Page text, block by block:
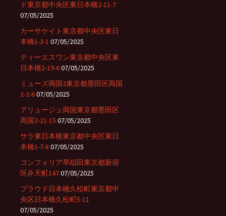
ド東京都中央区東日本橋2-11-7
07/05/2025
カーサケイト東京都中央区東日
本橋1-3-1 07/05/2025
ティーエスワン東京都中央区東
日本橋2-19-607/05/2025
ミューズ両国2東京都墨田区両国
2-2-607/05/2025
アリュージュ両国東京都墨田区
両国3-21-15 07/05/2025
サラ東日本橋東京都中央区東日
本橋1-7-8 07/05/2025
コンフォリア早稲田東京都新宿
区弁天町14707/05/2025
プラウド日本橋久松町東京都中
央区日本橋久松町5-11
07/05/2025